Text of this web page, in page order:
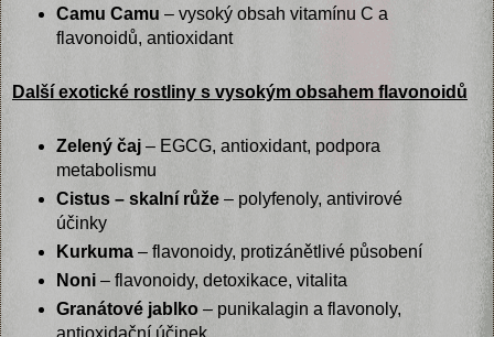
Camu Camu – vysoký obsah vitamínu C a
flavonoidů, antioxidant
Další exotické rostliny s vysokým obsahem flavonoidů
Zelený čaj– EGCG, antioxidant, podpora
metabolismu
Cistus – skalní růže– polyfenoly, antivirové
účinky
Kurkuma– flavonoidy, protizánětlivé působení
Noni– flavonoidy, detoxikace, vitalita
Granátové jablko– punikalagin a flavonoly,
antioxidační účinek